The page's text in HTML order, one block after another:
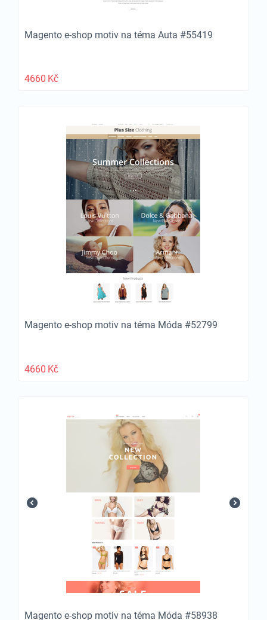
Magento e-shop motiv na téma Auta #55419
4660 Kč
Magento e-shop motiv na téma Móda #52799
4660 Kč
Magento e-shop motiv na téma Móda #58938